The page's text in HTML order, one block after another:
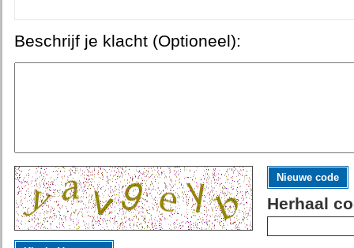
Beschrijf je klacht (Optioneel):
Nieuwe code
Herhaal